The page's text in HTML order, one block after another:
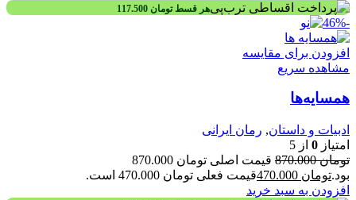
هر قسطتومان
-46%
افزودن برای مقایسه
مشاهده سریع
همسایه‌ها
ادبیات و داستان, رمان ایرانی
امتیاز 0 از 5
تومان870.000
قیمت اصلی تومان 870.000
بود.تومان
قیمت فعلی تومان 470.000 است.
افزودن به سبد خرید